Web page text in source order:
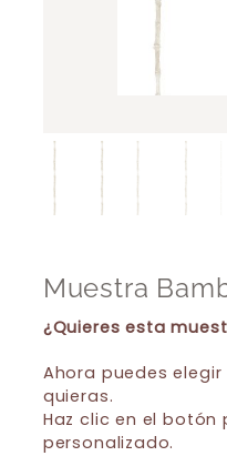
Muestra
¿Quieres esta
Ahora puedes
quieras.
Haz clic en el
personalizado.